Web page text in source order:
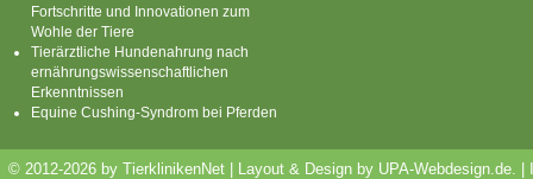
Fortschritte und Innovationen zum
Wohle der Tiere
Tierärztliche Hundenahrung nach
ernährungswissenschaftlichen
Erkenntnissen
Equine Cushing-Syndrom bei Pferden
© 2012-2026 by TierklinikenNet | Layout & Design by UPA-Webdesign.de.